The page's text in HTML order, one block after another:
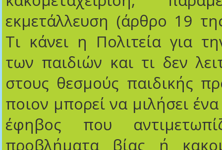
εκμετάλλευση (άρθρο 19
Τι κάνει η Πολιτεία για
των παιδιών και τι δεν
στους θεσμούς παιδικής
ποιον μπορεί να μιλήσει
έφηβος που
προβλήματα βίας ή